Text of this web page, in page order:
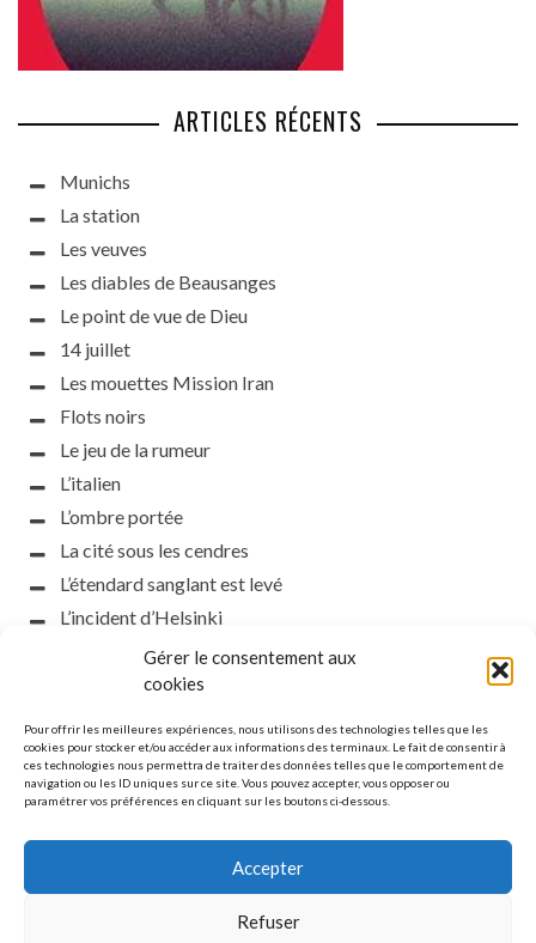
Gérer le consentement aux
cookies
Pour offrir les meilleures expériences, nous utilisons des technologies telles que les
cookies pour stocker et/ou accéder aux informations des terminaux. Le fait de consentir à
ces technologies nous permettra de traiter des données telles que le comportement de
navigation ou les ID uniques sur ce site. Vous pouvez accepter, vous opposer ou
paramétrer vos préférences en cliquant sur les boutons ci-dessous.
Accepter
Refuser
ARTICLES RÉCENTS
Munichs
La station
Les veuves
Les diables de Beausanges
Le point de vue de Dieu
14 juillet
Les mouettes Mission Iran
Flots noirs
Le jeu de la rumeur
L’italien
L’ombre portée
La cité sous les cendres
L’étendard sanglant est levé
L’incident d’Helsinki
la petite fasciste
Toutes les nuances de la nuit
Que s’obscurcissent le soleil et la lumière
Le silence